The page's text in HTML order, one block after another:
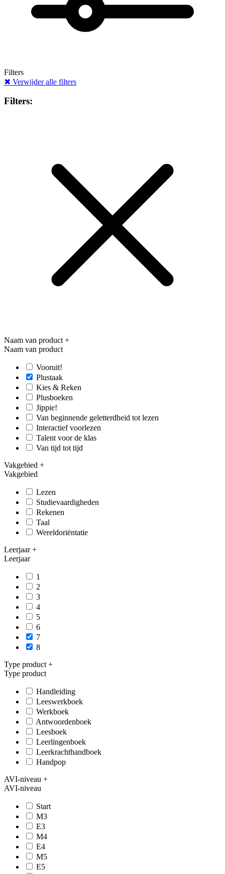
Filters
✖ Verwijder alle filters
Filters:
Naam van product +
Naam van product
Vooruit!
Plustaak
Kies & Reken
Plusboeken
Jippie!
Van beginnende geletterdheid tot lezen
Interactief voorlezen
Talent voor de klas
Van tijd tot tijd
Vakgebied +
Vakgebied
Lezen
Studievaardigheden
Rekenen
Taal
Wereldoriëntatie
Leerjaar+
Leerjaar
1
2
3
4
5
6
7
8
Type product +
Type product
Handleiding
Leeswerkboek
Werkboek
Antwoordenboek
Leesboek
Leerlingenboek
Leerkrachthandboek
Handpop
AVI-niveau +
AVI-niveau
Start
M3
E3
M4
E4
M5
E5